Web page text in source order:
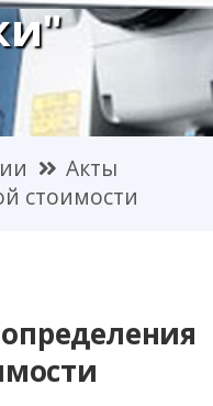
Акты
стоимости